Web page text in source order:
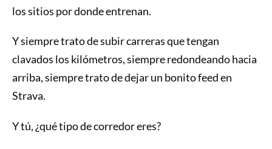
los sitios por donde entrenan.
Y siempre trato de subir carreras que tengan
clavados los kilómetros, siempre redondeando hacia
arriba, siempre trato de dejar un bonito feed en
Strava.
Y tú, ¿qué tipo de corredor eres?